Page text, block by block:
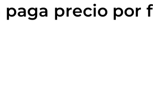
paga precio por